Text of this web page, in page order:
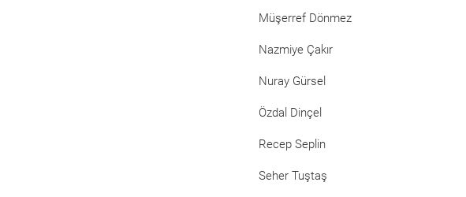
Müşerref Dönmez
Nazmiye Çakır
Nuray Gürsel
Özdal Dinçel
Recep Seplin
Seher Tuştaş